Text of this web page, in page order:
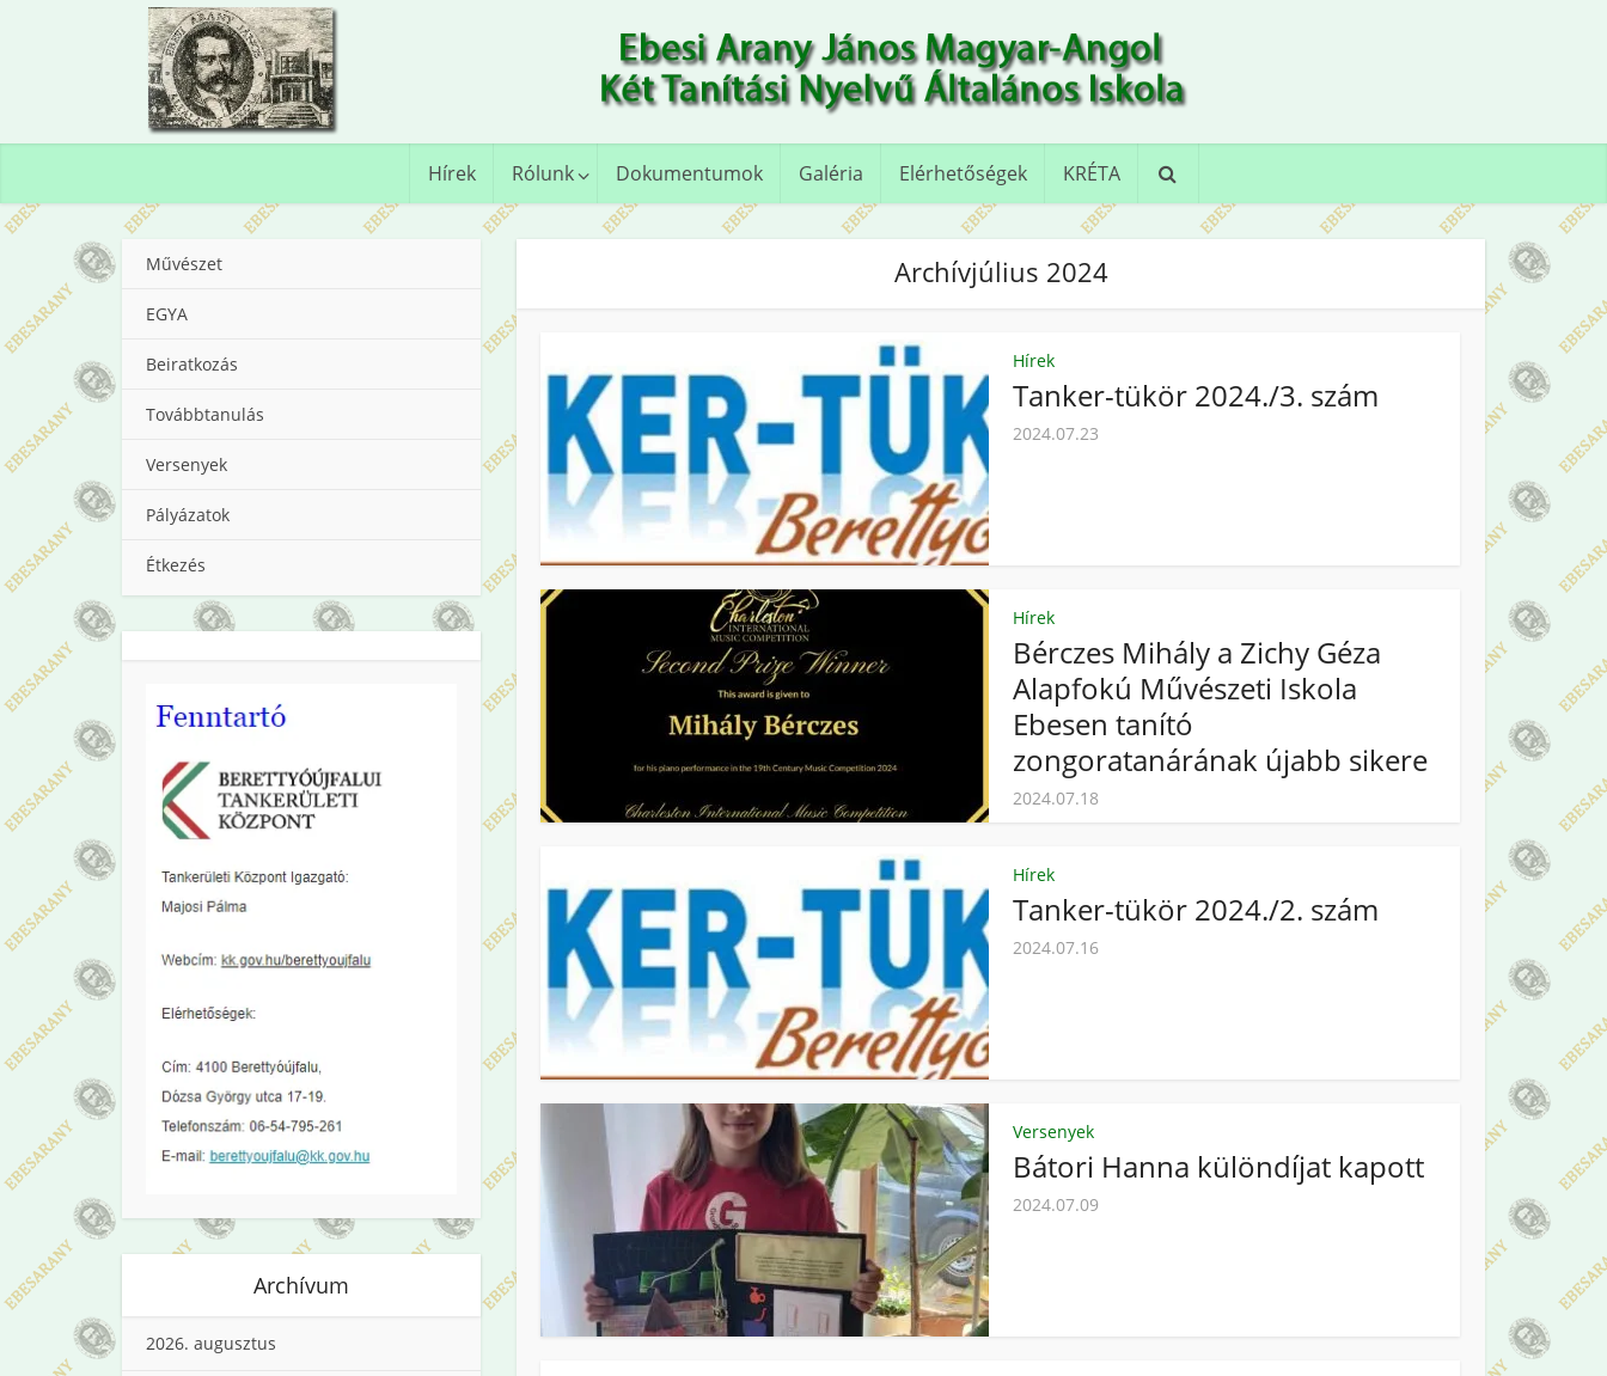
Hírek Rólunk Dokumentumok Galéria Elérhetőségek KRÉTA
Művészet
EGYA
Beiratkozás
Továbbtanulás
Versenyek
Pályázatok
Étkezés
Archívum
2026. augusztus
Archívjúlius 2024
Hírek
Tanker-tükör 2024./3. szám
2024.07.23
Hírek
Bérczes Mihály a Zichy Géza
Alapfokú Művészeti Iskola
Ebesen tanító
zongoratanárának újabb sikere
2024.07.18
Hírek
Tanker-tükör 2024./2. szám
2024.07.16
Versenyek
Bátori Hanna különdíjat kapott
2024.07.09